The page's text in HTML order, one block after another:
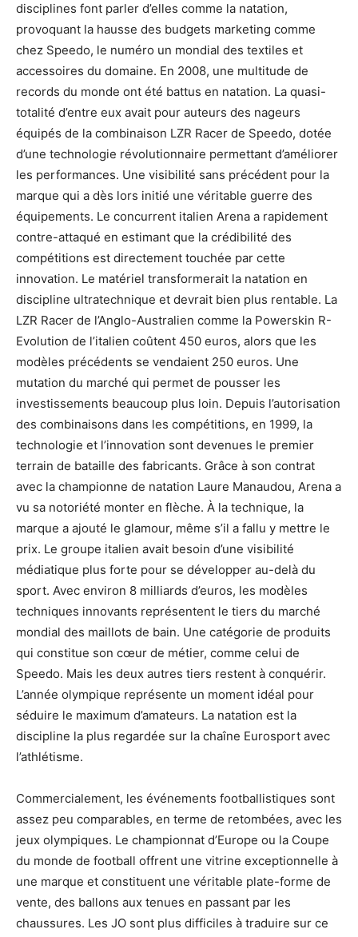
disciplines font parler d’elles comme la natation,
provoquant la hausse des budgets marketing comme
chez Speedo, le numéro un mondial des textiles et
accessoires du domaine. En 2008, une multitude de
records du monde ont été battus en natation. La quasi-
totalité d’entre eux avait pour auteurs des nageurs
équipés de la combinaison LZR Racer de Speedo, dotée
d’une technologie révolutionnaire permettant d’améliorer
les performances. Une visibilité sans précédent pour la
marque qui a dès lors initié une véritable guerre des
équipements. Le concurrent italien Arena a rapidement
contre-attaqué en estimant que la crédibilité des
compétitions est directement touchée par cette
innovation. Le matériel transformerait la natation en
discipline ultratechnique et devrait bien plus rentable. La
LZR Racer de l’Anglo-Australien comme la Powerskin R-
Evolution de l’italien coûtent 450 euros, alors que les
modèles précédents se vendaient 250 euros. Une
mutation du marché qui permet de pousser les
investissements beaucoup plus loin. Depuis l’autorisation
des combinaisons dans les compétitions, en 1999, la
technologie et l’innovation sont devenues le premier
terrain de bataille des fabricants. Grâce à son contrat
avec la championne de natation Laure Manaudou, Arena a
vu sa notoriété monter en flèche. À la technique, la
marque a ajouté le glamour, même s’il a fallu y mettre le
prix. Le groupe italien avait besoin d’une visibilité
médiatique plus forte pour se développer au-delà du
sport. Avec environ 8 milliards d’euros, les modèles
techniques innovants représentent le tiers du marché
mondial des maillots de bain. Une catégorie de produits
qui constitue son cœur de métier, comme celui de
Speedo. Mais les deux autres tiers restent à conquérir.
L’année olympique représente un moment idéal pour
séduire le maximum d’amateurs. La natation est la
discipline la plus regardée sur la chaîne Eurosport avec
l’athlétisme.
Commercialement, les événements footballistiques sont
assez peu comparables, en terme de retombées, avec les
jeux olympiques. Le championnat d’Europe ou la Coupe
du monde de football offrent une vitrine exceptionnelle à
une marque et constituent une véritable plate-forme de
vente, des ballons aux tenues en passant par les
chaussures. Les JO sont plus difficiles à traduire sur ce